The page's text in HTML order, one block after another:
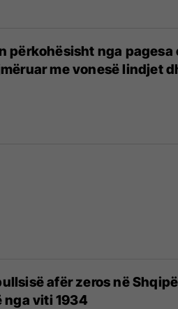
përkohësisht nga pagesa
me vonesë lindjet
afër zeros në
nga viti 1934